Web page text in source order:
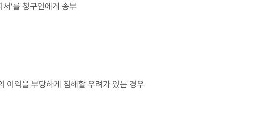
’를 청구인에게 송부
이익을 부당하게 침해할 우려가 있는 경우